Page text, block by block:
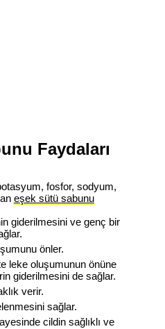
Faydaları
fosfor, sodyum,
eşek sütü sabunu
giderilmesini ve genç bir
önler.
leke oluşumunun önüne
giderilmesini de sağlar.
verir.
sağlar.
cildin sağlıklı ve